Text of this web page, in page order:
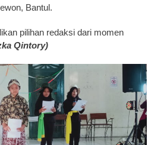
Bantul.
pilihan redaksi dari momen
Qintory)